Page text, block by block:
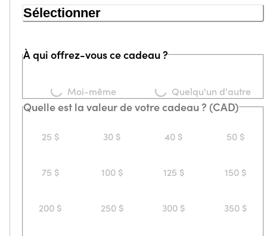
Sélectionner
À qui offrez-vous ce cadeau ?
Loading... Moi-même Loading... Quelqu'un d'autre
Quelle est la valeur de votre cadeau ? (CAD)
25 $ 30 $ 40 $ 50 $
75 $ 100 $ 125 $ 150 $
200 $ 250 $ 300 $ 350 $